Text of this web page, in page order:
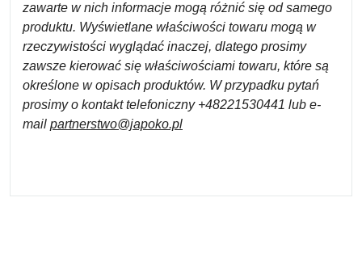
zawarte w nich informacje mogą różnić się od samego
produktu. Wyświetlane właściwości towaru mogą w
rzeczywistości wyglądać inaczej, dlatego prosimy
zawsze kierować się właściwościami towaru, które są
określone w opisach produktów. W przypadku pytań
prosimy o kontakt telefoniczny +48221530441 lub e-
mail partnerstwo@japoko.pl